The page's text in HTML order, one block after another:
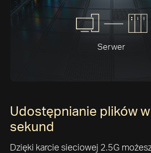
Serwer
Udostępnianie plików
sekund
Dzięki karcie sieciowej 2.5G